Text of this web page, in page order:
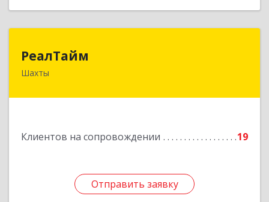
РеалТайм
Шахты
Клиентов на сопровождении 19
Отправить заявку
Отправить заявку